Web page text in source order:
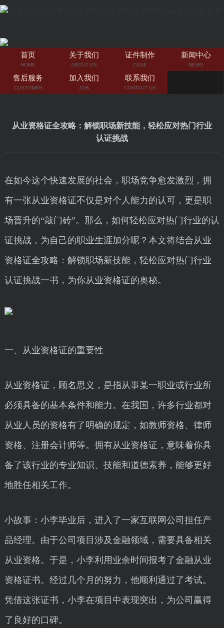
首页
HOME
关于我们
ABOUT US
证件制作
CASE
新闻中心
NEWS
售后服务
CUSTOMER
加入我们
JOB
联系我们
CONTACT US
从业资格证全攻略：解锁职场新技能，轻松应对热门行业
认证挑战
在如今这个快速发展的社会，职场竞争愈发激烈，拥
有一张从业资格证不仅是对个人能力的认可，更是职
场晋升的“敲门砖”。那么，如何轻松应对热门行业的认
证挑战，为自己的职业生涯加分呢？本文将结合从业
资格证全攻略：解锁职场新技能，轻松应对热门行业
认证挑战一书，为你从业资格证的奥秘。
一、从业资格证的重要性
从业资格证，顾名思义，是指从事某一职业或行业所
必须具备的基本条件和能力。在我国，许多行业都对
从业人员的资格有了明确的规定，如教师资格、律师
资格、注册会计师等。拥有从业资格证，意味着你具
备了该行业的专业知识、技能和道德素养，能够更好
地胜任相关工作。
小故事：小李毕业后，进入了一家互联网公司担任产
品经理。由于公司项目涉及金融领域，需要具备相关
从业资格。于是，小李利用业余时间报考了金融从业
资格证书。经过几个月的努力，他顺利通过了考试。
凭借这张证书，小李在项目中表现突出，为公司赢得
了良好的口碑。